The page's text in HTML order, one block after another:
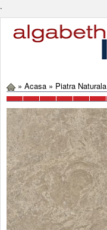
.
» Acasa » Piatra Naturala